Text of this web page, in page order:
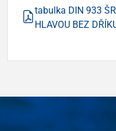
tabulka DIN 933
HLAVOU BEZ